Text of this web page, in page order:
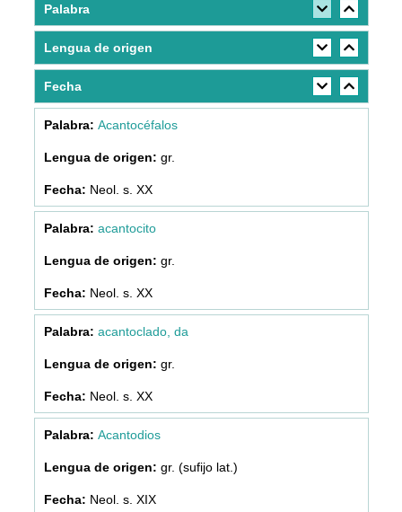
Palabra
Lengua de origen
Fecha
Acantocéfalos
gr.
Neol. s. XX
acantocito
gr.
Neol. s. XX
acantoclado, da
gr.
Neol. s. XX
Acantodios
gr. (sufijo lat.)
Neol. s. XIX